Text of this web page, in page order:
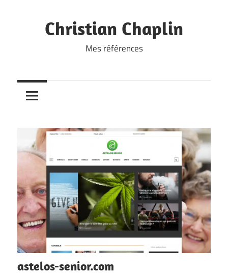
Christian Chaplin
Mes références
astelos-senior.com